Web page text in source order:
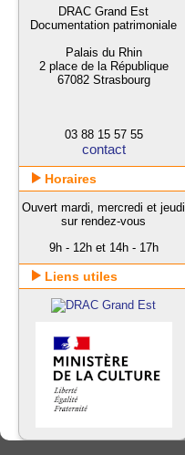
DRAC Grand Est
Documentation patrimoniale
Palais du Rhin
2 place de la République
67082 Strasbourg
03 88 15 57 55
contact
Horaires
Ouvert mardi, mercredi et jeudi
sur rendez-vous
9h - 12h et 14h - 17h
Liens utiles